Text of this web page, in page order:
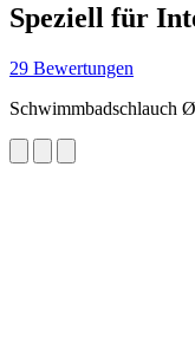
Speziell für
29 Bewertungen
Schwimmbadschlauch